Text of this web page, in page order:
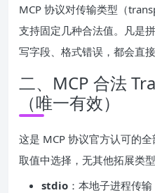
MCP 协议对传输类型（
支持固定几种合法值。凡是
写字段、格式错误，都会直接
二、MCP 合法
（唯一有效）
这是 MCP 协议官方认可的
取值中选择，无其他拓展类型
stdio ：本地子进程传